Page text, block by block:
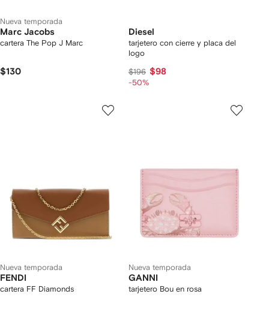
Nueva temporada
Marc Jacobs
cartera The Pop J Marc
$130
Diesel
tarjetero con cierre y placa del
logo
$196 $98
-50%
Nueva temporada
FENDI
cartera FF Diamonds
Nueva temporada
GANNI
tarjetero Bou en rosa